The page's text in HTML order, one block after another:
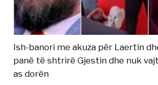
Ish-banori me akuza për Laertin
panë të shtrirë Gjestin dhe nuk
as dorën